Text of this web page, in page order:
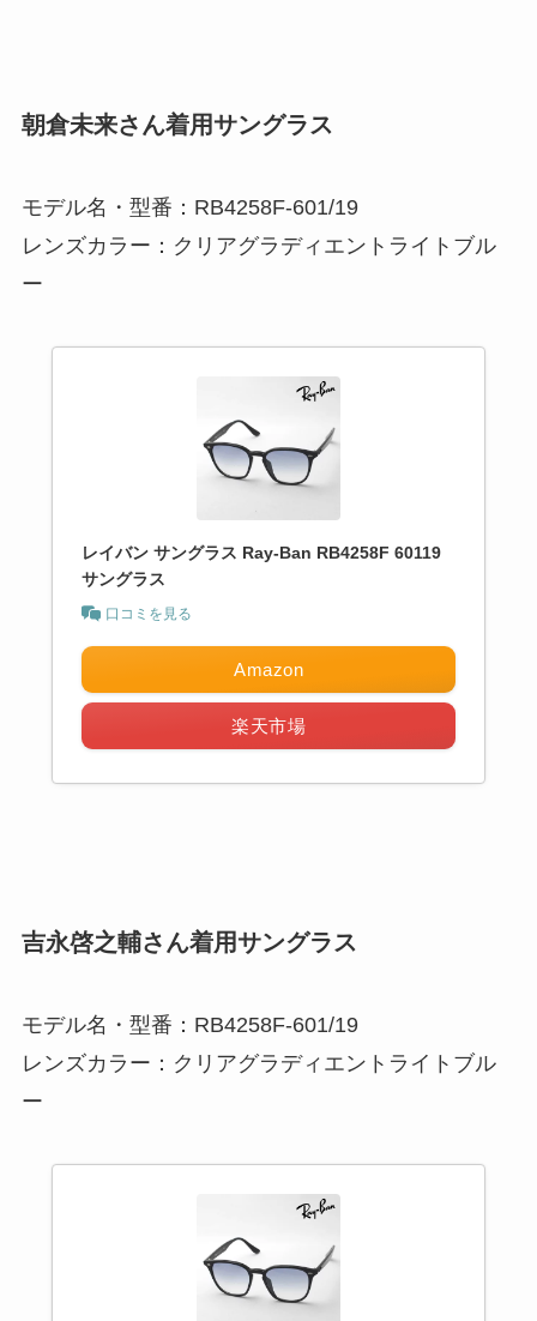
朝倉未来さん着用サングラス
モデル名・型番：RB4258F-601/19
レンズカラー：クリアグラディエントライトブル
ー
レイバン サングラス Ray-Ban RB4258F 60119
サングラス
口コミを見る
Amazon
楽天市場
吉永啓之輔さん着用サングラス
モデル名・型番：RB4258F-601/19
レンズカラー：クリアグラディエントライトブル
ー